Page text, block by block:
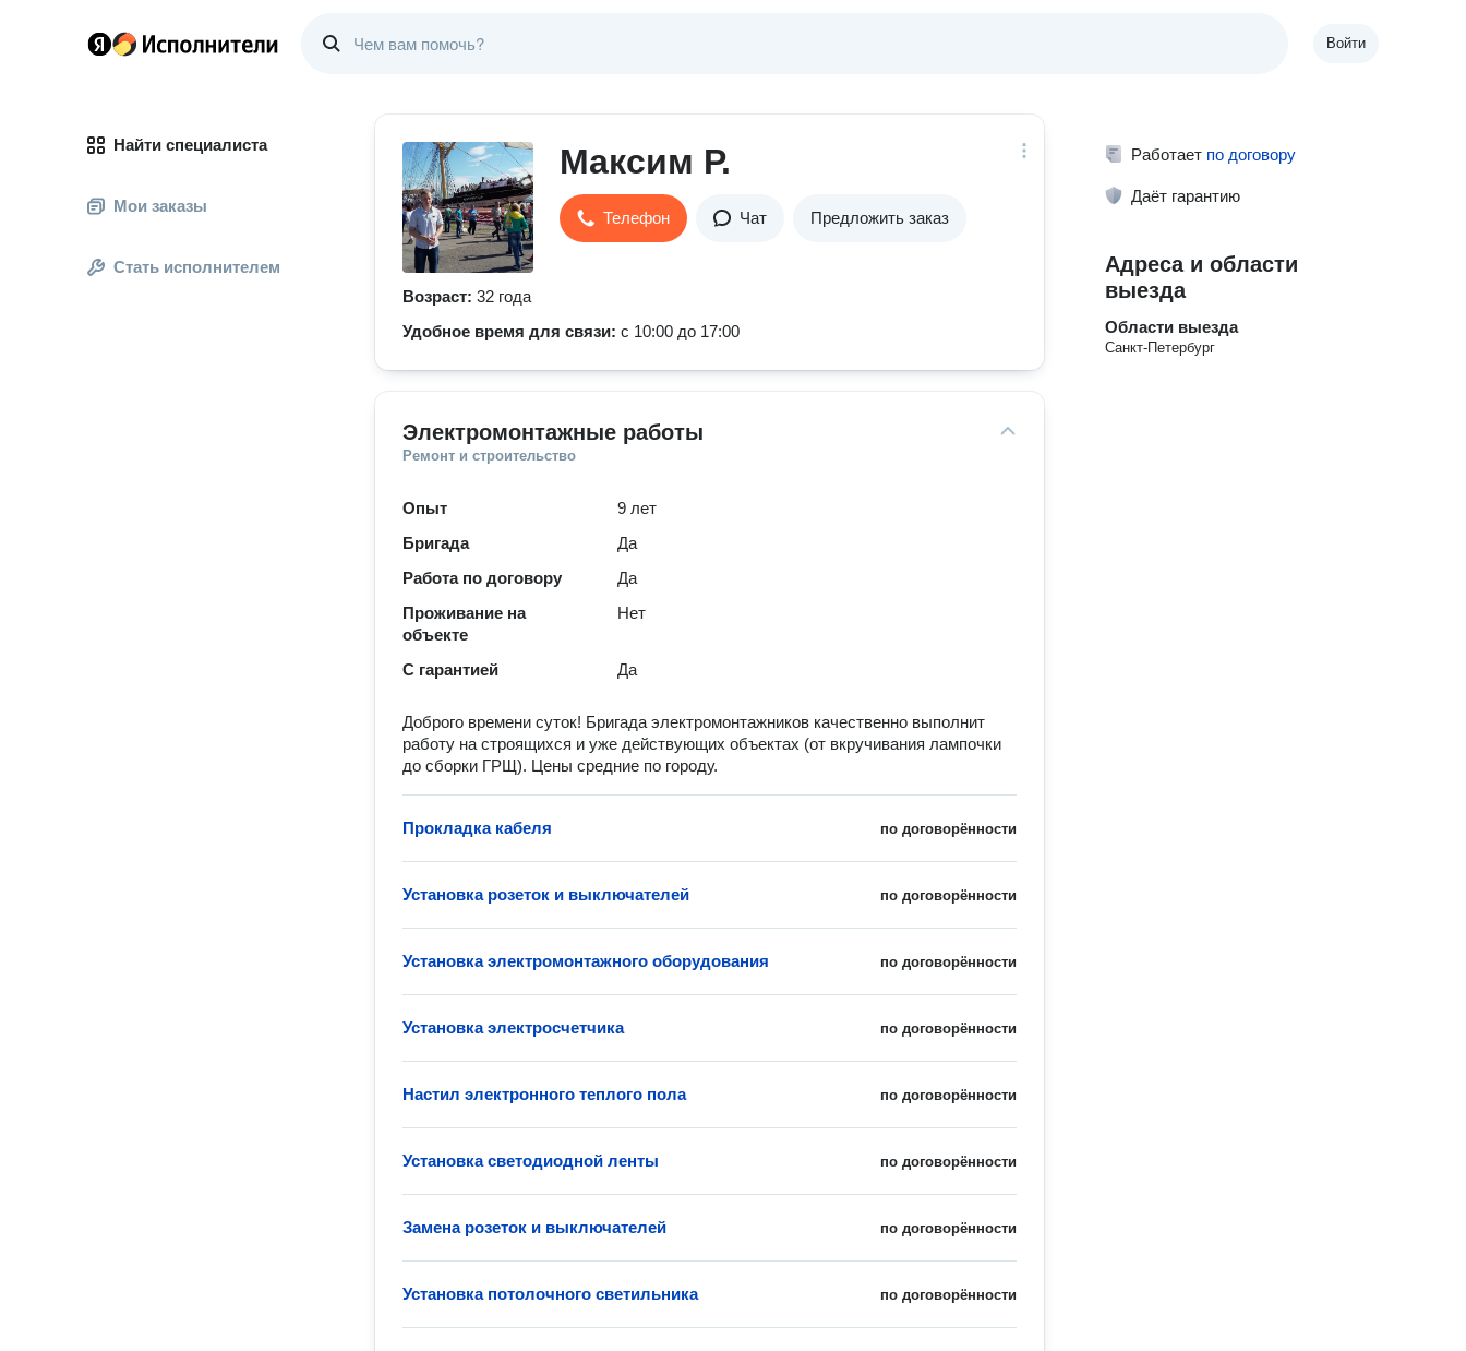
Войти
Найти специалиста
Мои заказы
Стать исполнителем
Максим Р.
Телефон Чат Предложить заказ
Возраст: 32 года
Удобное время для связи: с 10:00 до 17:00
Электромонтажные работы
Ремонт и строительство
Опыт
9 лет
Бригада
Да
Работа по договору
Да
Проживание на
объекте
Нет
С гарантией Да
Доброго времени суток! Бригада электромонтажников качественно выполнит
работу на строящихся и уже действующих объектах (от вкручивания лампочки
до сборки ГРЩ). Цены средние по городу.
по договорённости
Прокладка кабеля
по договорённости
Установка розеток и выключателей
по договорённости
Установка электромонтажного оборудования
по договорённости
Установка электросчетчика
по договорённости
Настил электронного теплого пола
по договорённости
Установка светодиодной ленты
по договорённости
Замена розеток и выключателей
по договорённости
Установка потолочного светильника
Работает по договору
Даёт гарантию
Адреса и области
выезда
Области выезда
Санкт-Петербург